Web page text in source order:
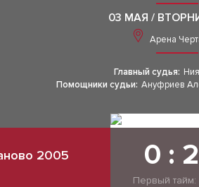
03 МАЯ /
Арена
Главный судья:
Помощники судьи: Ануфриев
2005
0 :
Первый тайм: